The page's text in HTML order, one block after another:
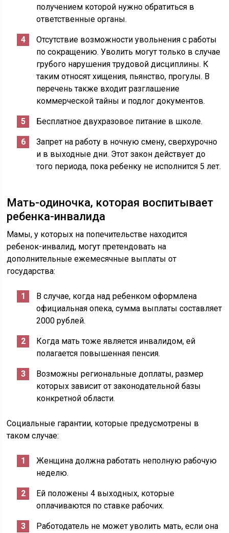
получением которой нужно обратиться в
ответственные органы.
Отсутствие возможности увольнения с работы
по сокращению. Уволить могут только в случае
грубого нарушения трудовой дисциплины. К
таким относят хищения, пьянство, прогулы. В
перечень также входит разглашение
коммерческой тайны и подлог документов.
Бесплатное двухразовое питание в школе.
Запрет на работу в ночную смену, сверхурочно
и в выходные дни. Этот закон действует до
того периода, пока ребенку не исполнится 5 лет.
Мать-одиночка, которая воспитывает
ребенка-инвалида
Мамы, у которых на попечительстве находится
ребенок-инвалид, могут претендовать на
дополнительные ежемесячные выплаты от
государства:
В случае, когда над ребенком оформлена
официальная опека, сумма выплаты составляет
2000 рублей.
Когда мать тоже является инвалидом, ей
полагается повышенная пенсия.
Возможны региональные доплаты, размер
которых зависит от законодательной базы
конкретной области.
Социальные гарантии, которые предусмотрены в
таком случае:
Женщина должна работать неполную рабочую
неделю.
Ей положены 4 выходных, которые
оплачиваются по ставке рабочих.
Работодатель не может уволить мать, если она